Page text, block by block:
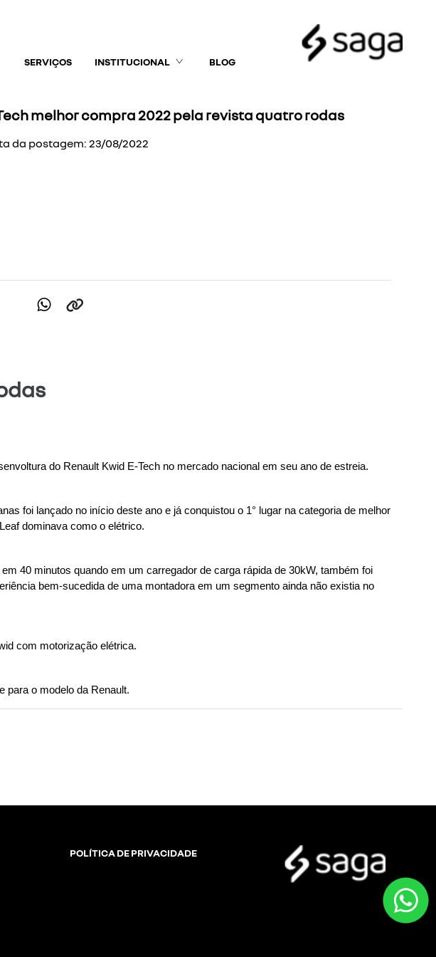
SERVIÇOS INSTITUCIONAL BLOG
melhor compra 2022 pela revista quatro rodas
da postagem: 23/08/2022
do Renault Kwid E-Tech no mercado nacional em seu ano de estreia.
foi lançado no início deste ano e já conquistou o 1° lugar na categoria de melhor
dominava como o elétrico.
40 minutos quando em um carregador de carga rápida de 30kW, também foi
bem-sucedida de uma montadora em um segmento ainda não existia no
com motorização elétrica.
para o modelo da Renault.
POLÍTICA DE PRIVACIDADE